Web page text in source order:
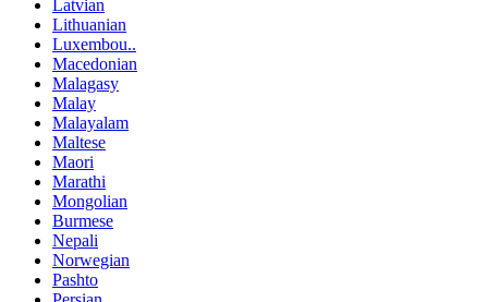
Latvian
Lithuanian
Luxembou..
Macedonian
Malagasy
Malay
Malayalam
Maltese
Maori
Marathi
Mongolian
Burmese
Nepali
Norwegian
Pashto